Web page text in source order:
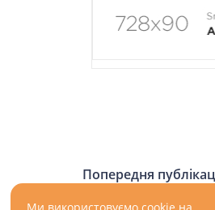
Попередня
Ми використовуємо cookie на